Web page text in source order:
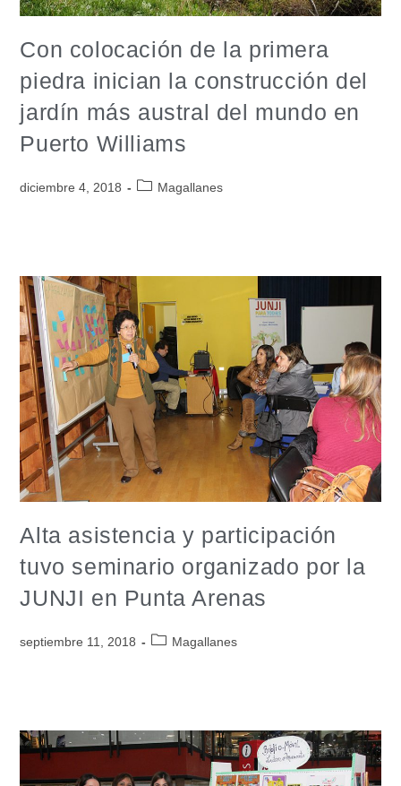
Con colocación de la primera
piedra inician la construcción del
jardín más austral del mundo en
Puerto Williams
diciembre 4, 2018 Magallanes
Alta asistencia y participación
tuvo seminario organizado por la
JUNJI en Punta Arenas
septiembre 11, 2018 Magallanes